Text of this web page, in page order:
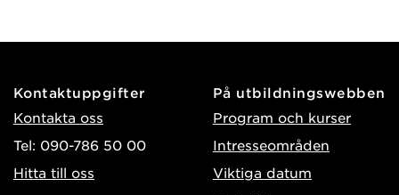
Kontaktuppgifter
Kontakta oss
Tel: 090-786 50 00
Hitta till oss
På utbildningswebben
Program och kurser
Intresseområden
Viktiga datum